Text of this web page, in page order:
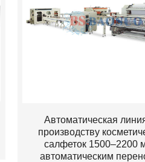
Автоматическая
производству
салфеток 1500–2200
автоматическим